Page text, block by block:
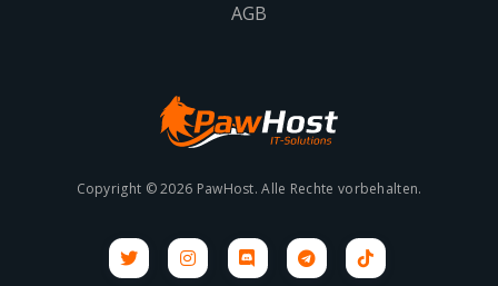
AGB
Copyright © 2026 PawHost. Alle Rechte vorbehalten.